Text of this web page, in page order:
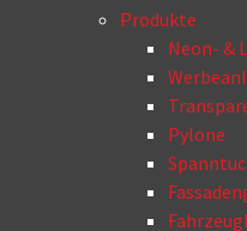
Produkte
Neon- &
Pylone